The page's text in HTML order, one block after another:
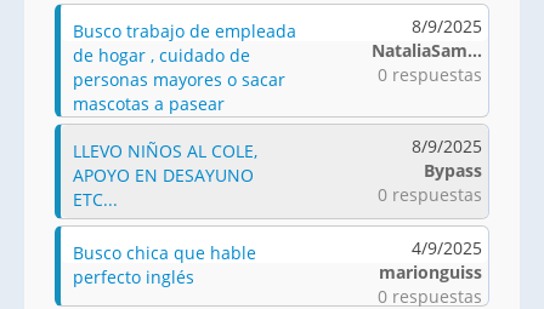
Busco trabajo de empleada
de hogar , cuidado de
personas mayores o sacar
mascotas a pasear
8/9/2025
NataliaSam...
0 respuestas
LLEVO NIÑOS AL COLE,
APOYO EN DESAYUNO
ETC...
8/9/2025
Bypass
0 respuestas
Busco chica que hable
perfecto inglés
4/9/2025
marionguiss
0 respuestas